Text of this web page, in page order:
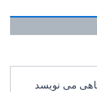
می نویسد